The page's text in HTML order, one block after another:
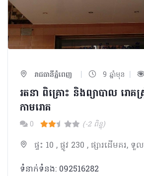
រាជធានីភ្នំពេញ | 9 ឆ្នាំមុន |
រតនា ពិគ្រោះ និងព្យាបាល រោគ
កាមរោគ
0 (-2 ពិន្ទុ)
ផ្ទះ 10 , ផ្លូវ 230 , ផ្សារដើមគរ,
ទំនាក់ទំនង: 092516282